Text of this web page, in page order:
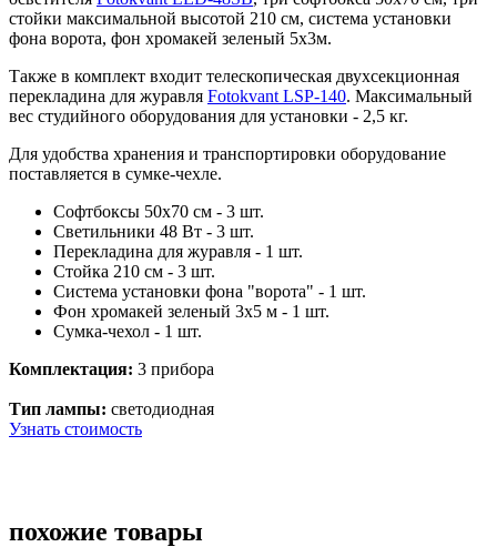
стойки максимальной высотой 210 см, система установки
фона ворота, фон хромакей зеленый 5х3м.
Также в комплект входит телескопическая двухсекционная
перекладина для журавля Fotokvant LSP-140. Максимальный
вес студийного оборудования для установки - 2,5 кг.
Для удобства хранения и транспортировки оборудование
поставляется в сумке-чехле.
Софтбоксы 50х70 см - 3 шт.
Светильники 48 Вт - 3 шт.
Перекладина для журавля - 1 шт.
Стойка 210 см - 3 шт.
Система установки фона "ворота" - 1 шт.
Фон хромакей зеленый 3х5 м - 1 шт.
Сумка-чехол - 1 шт.
Комплектация: 3 прибора
Тип лампы: светодиодная
Узнать стоимость
похожие товары